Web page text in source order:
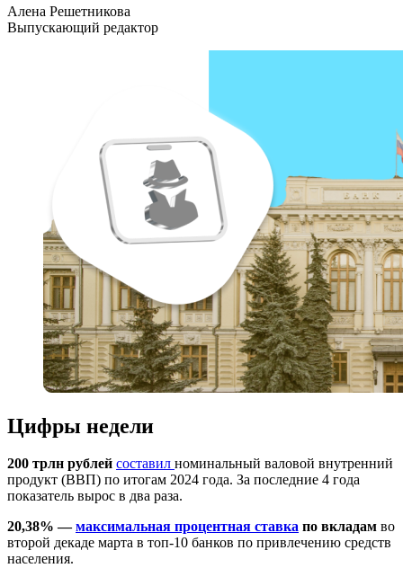
Алена Решетникова
Выпускающий редактор
Цифры недели
200 трлн рублей составил номинальный валовой внутренний
продукт (ВВП) по итогам 2024 года. За последние 4 года
показатель вырос в два раза.
20,38% —максимальная процентная ставка по вкладам во
второй декаде марта в топ-10 банков по привлечению средств
населения.